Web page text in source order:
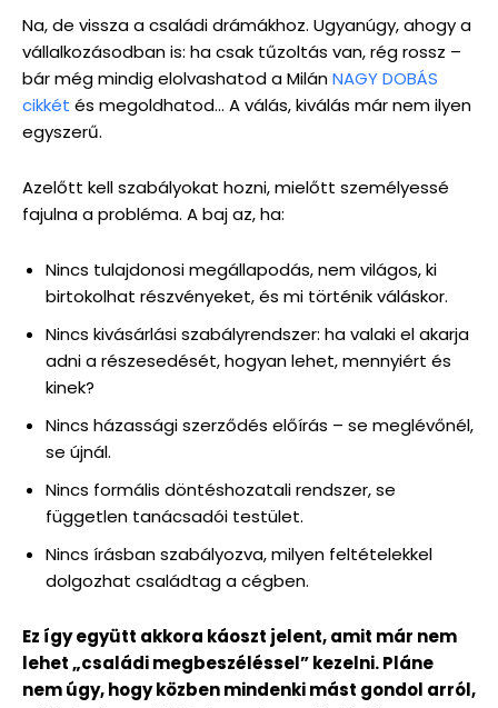
Na, de vissza a családi drámákhoz. Ugyanúgy, ahogy a
vállalkozásodban is: ha csak tűzoltás van, rég rossz –
bár még mindig elolvashatod a MilánNAGY DOBÁS
cikkét és megoldhatod… A válás, kiválás már nem ilyen
egyszerű.
Azelőtt kell szabályokat hozni, mielőtt személyessé
fajulna a probléma. A baj az, ha:
Nincs tulajdonosi megállapodás, nem világos, ki
birtokolhat részvényeket, és mi történik váláskor.
Nincs kivásárlási szabályrendszer: ha valaki el akarja
adni a részesedését, hogyan lehet, mennyiért és
kinek?
Nincs házassági szerződés előírás – se meglévőnél,
se újnál.
Nincs formális döntéshozatali rendszer, se
független tanácsadói testület.
Nincs írásban szabályozva, milyen feltételekkel
dolgozhat családtag a cégben.
Ez így együtt akkora káoszt jelent, amit már nem
lehet „családi megbeszéléssel” kezelni. Pláne
nem úgy, hogy közben mindenki mást gondol arról,